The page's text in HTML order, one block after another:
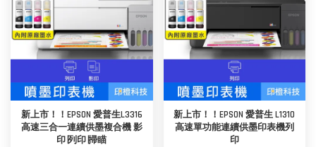
新上市！！EPSON 愛普生L3316
高速三合一連續供墨複合機 影
印∣列印∣掃瞄
新上市！！EPSON 愛普生 L1310
高速單功能連續供墨印表機列
印